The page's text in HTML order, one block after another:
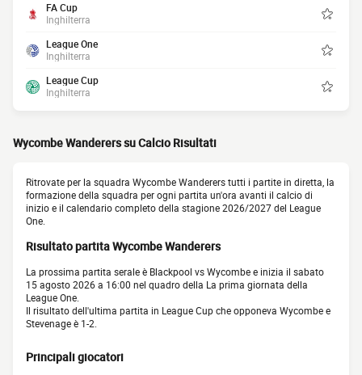
FA Cup
Inghilterra
League One
Inghilterra
League Cup
Inghilterra
Wycombe Wanderers su Calcio Risultati
Ritrovate per la squadra Wycombe Wanderers tutti i partite in diretta, la
formazione della squadra per ogni partita un'ora avanti il calcio di
inizio e il calendario completo della stagione 2026/2027 del League
One.
Risultato partita Wycombe Wanderers
La prossima partita serale è Blackpool vs Wycombe e inizia il sabato
15 agosto 2026 a 16:00 nel quadro della La prima giornata della
League One.
Il risultato dell'ultima partita in League Cup che opponeva Wycombe e
Stevenage è 1-2.
Principali giocatori